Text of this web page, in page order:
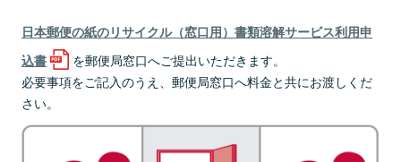
日本郵便の紙のリサイクル（窓口用）書類溶解サービス利用申
込書
を郵便局窓口へご提出いただきます。
必要事項をご記入のうえ、郵便局窓口へ料金と共にお渡しくだ
さい。